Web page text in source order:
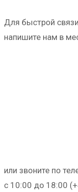
Для быстрой связи
напишите нам в
или звоните по
с 10:00 до 18:00